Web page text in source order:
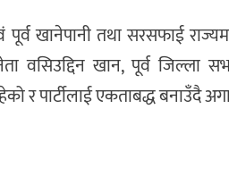
खानेपानी तथा सरसफाई
वसिउद्दिन खान, पूर्व जिल्ला
र पार्टीलाई एकताबद्ध बनाउँदै